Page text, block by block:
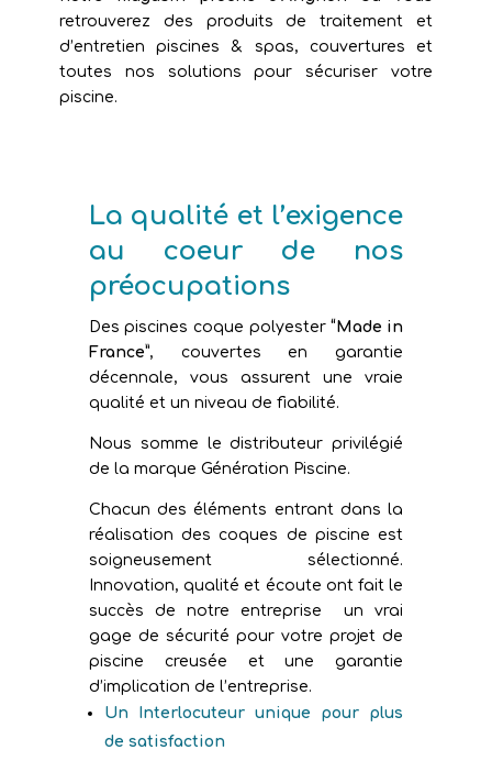
retrouverez des produits de traitement et
d’entretien piscines & spas, couvertures et
toutes nos solutions pour sécuriser votre
piscine.
La qualité et l’exigence
au coeur de nos
préocupations
Des piscines coque polyester“Made in
France”, couvertes en garantie
décennale, vous assurent une vraie
qualité et un niveau de fiabilité.
Nous somme le distributeur privilégié
de la marque Génération Piscine.
Chacun des éléments entrant dans la
réalisation des coques de piscine est
soigneusement sélectionné.
Innovation, qualité et écoute ont fait le
succès de notre entreprise un vrai
gage de sécurité pour votre projet de
piscine creusée et une garantie
d’implication de l’entreprise.
Un Interlocuteur unique pour plus
de satisfaction